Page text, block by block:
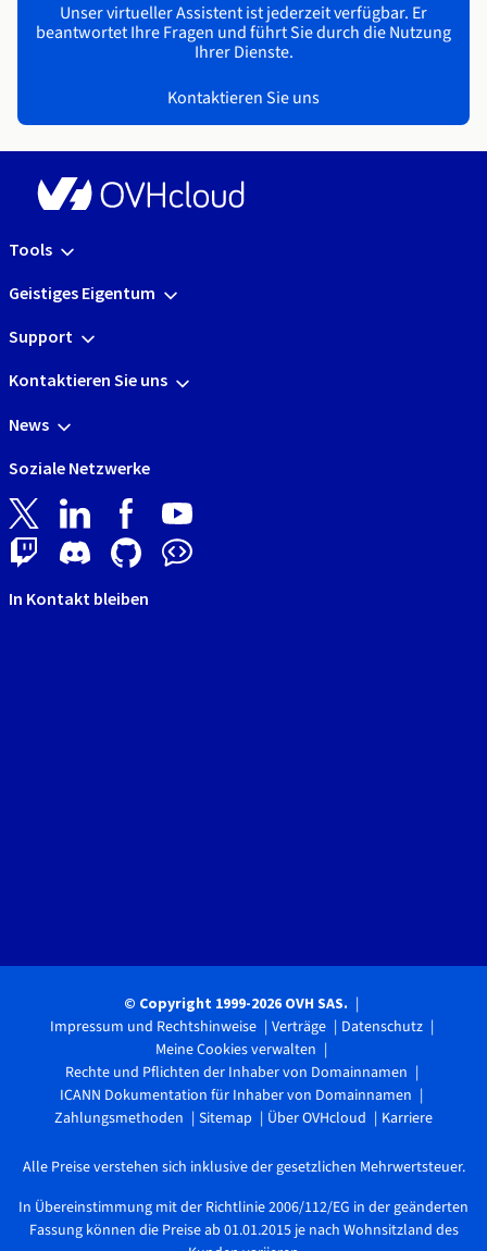
Unser virtueller Assistent ist jederzeit verfügbar. Er
beantwortet Ihre Fragen und führt Sie durch die Nutzung
Ihrer Dienste.
Kontaktieren Sie uns
Tools
Geistiges Eigentum
Support
Kontaktieren Sie uns
News
Soziale Netzwerke
In Kontakt bleiben
© Copyright 1999-2026 OVH SAS.
Impressum und Rechtshinweise Verträge
Datenschutz
Meine Cookies verwalten
Rechte und Pflichten der Inhaber von Domainnamen
ICANN Dokumentation für Inhaber von Domainnamen
Zahlungsmethoden
Sitemap Über OVHcloud Karriere
Alle Preise verstehen sich inklusive der gesetzlichen Mehrwertsteuer.
In Übereinstimmung mit der Richtlinie 2006/112/EG in der geänderten
Fassung können die Preise ab 01.01.2015 je nach Wohnsitzland des